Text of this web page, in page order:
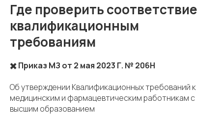
Где проверить соответствие
квалификационным
требованиям
✖️ Приказ МЗ от 2 мая 2023 Г. № 206Н
Об утверждении Квалификационных требований к
медицинским и фармацевтическим работникам с
высшим образованием